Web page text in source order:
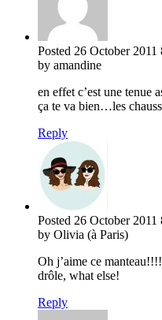
Posted 26 October 2011
by amandine
en effet c’est une tenue
ça te va bien…les
Reply
Posted 26 October 2011
by Olivia (à Paris)
Oh j’aime ce
drôle, what else!
Reply